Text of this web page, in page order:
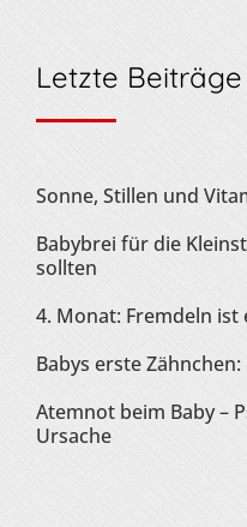
Letzte Beiträge
Sonne, Stillen und
Babybrei für die
sollten
4. Monat: Fremdeln ist
Babys erste
Atemnot beim Baby –
Ursache